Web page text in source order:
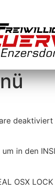
deaktiviert
in den